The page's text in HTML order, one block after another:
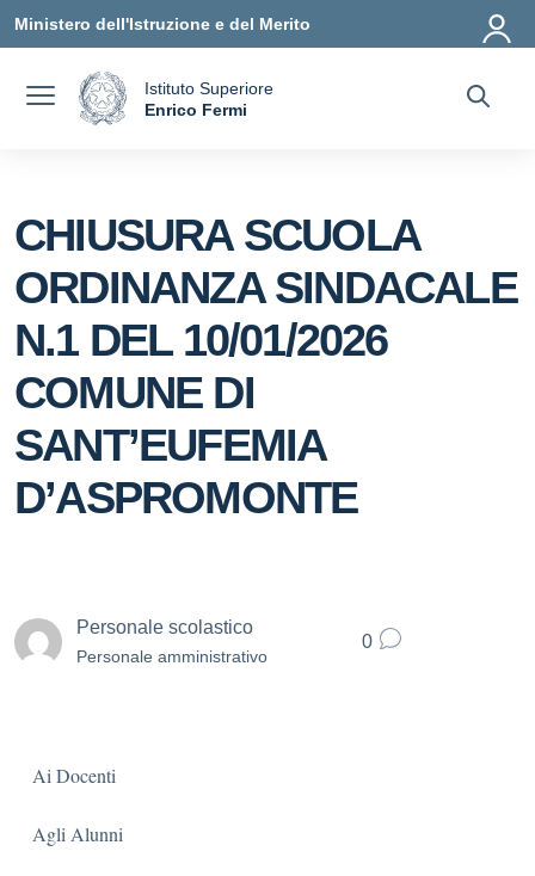
Ministero dell'Istruzione e del Merito
Istituto Superiore
Enrico Fermi
CHIUSURA SCUOLA
ORDINANZA SINDACALE
N.1 DEL 10/01/2026
COMUNE DI
SANT’EUFEMIA
D’ASPROMONTE
Personale scolastico
Personale amministrativo
0
Ai Docenti
Agli Alunni